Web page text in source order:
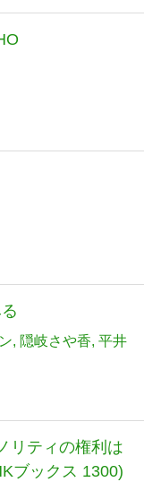
隠岐さや香 平井
リティの権利は
ブックス 1300)